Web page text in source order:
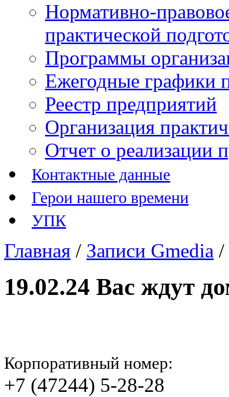
Нормативно-
практической
Программы
Ежегодные графики
Реестр предприятий
Организация
Отчет о реализации
Контактные данные
Герои нашего времени
УПК
Главная / Записи Gmedia /
19.02.24 Вас ждут
Корпоративный номер:
+7 (47244) 5-28-28